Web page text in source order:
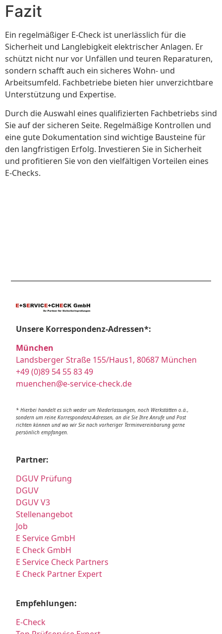
Fazit
Ein regelmäßiger E-Check ist unerlässlich für die
Sicherheit und Langlebigkeit elektrischer Anlagen. Er
schützt nicht nur vor Unfällen und teuren Reparaturen,
sondern schafft auch ein sicheres Wohn- und
Arbeitsumfeld. Fachbetriebe bieten hier unverzichtbare
Unterstützung und Expertise.
Durch die Auswahl eines qualifizierten Fachbetriebs sind
Sie auf der sicheren Seite. Regelmäßige Kontrollen und
eine gute Dokumentation sind wichtige Bausteine für
den langfristigen Erfolg. Investieren Sie in Sicherheit
und profitieren Sie von den vielfältigen Vorteilen eines
E-Checks.
Unsere Korrespondenz-Adressen*:
München
Landsberger Straße 155/Haus1, 80687 München
+49 (0)89 54 55 83 49
muenchen@e-service-check.de
* Hierbei handelt es sich weder um Niederlassungen, noch Werkstätten o.ä.,
sondern um reine Korrespondenz-Adressen, an die Sie Ihre Anrufe und Post
richten können und wo wir Sie nach vorheriger Terminvereinbarung gerne
persönlich empfangen.
Partner:
DGUV Prüfung
DGUV
DGUV V3
Stellenangebot
Job
E Service GmbH
E Check GmbH
E Service Check Partners
E Check Partner Expert
Empfehlungen:
E-Check